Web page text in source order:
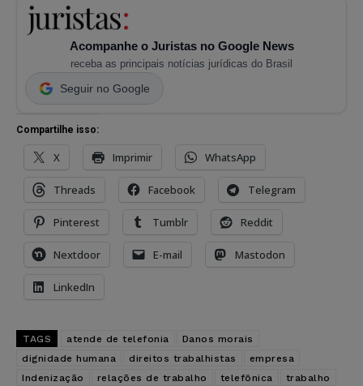
Acompanhe o Juristas no Google News
receba as principais notícias jurídicas do Brasil
Seguir no Google
Compartilhe isso:
X Imprimir WhatsApp
Threads Facebook Telegram
Pinterest Tumblr Reddit
Nextdoor E-mail Mastodon
LinkedIn
TAGS atende de telefonia
Danos morais
dignidade humana
direitos trabalhistas
empresa
Indenização
relações de trabalho telefônica
trabalho